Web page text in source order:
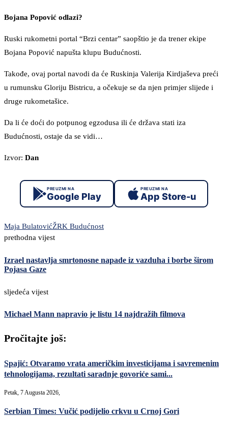
Bojana Popović odlazi?
Ruski rukometni portal “Brzi centar” saopštio je da trener ekipe
Bojana Popović napušta klupu Budućnosti.
Takođe, ovaj portal navodi da će Ruskinja Valerija Kirdjaševa preći
u rumunsku Gloriju Bistricu, a očekuje se da njen primjer slijede i
druge rukometašice.
Da li će doći do potpunog egzodusa ili će država stati iza
Budućnosti, ostaje da se vidi…
Izvor: Dan
PREUZMI NA
Google Play
PREUZMI NA
App Store-u
Maja BulatovićŽRK Budućnost
prethodna vijest
Izrael nastavlja smrtonosne napade iz vazduha i borbe širom
Pojasa Gaze
sljedeća vijest
Michael Mann napravio je listu 14 najdražih filmova
Pročitajte još:
Spajić: Otvaramo vrata američkim investicijama i savremenim
tehnologijama, rezultati saradnje govoriće sami...
Petak, 7 Augusta 2026,
Serbian Times: Vučić podijelio crkvu u Crnoj Gori